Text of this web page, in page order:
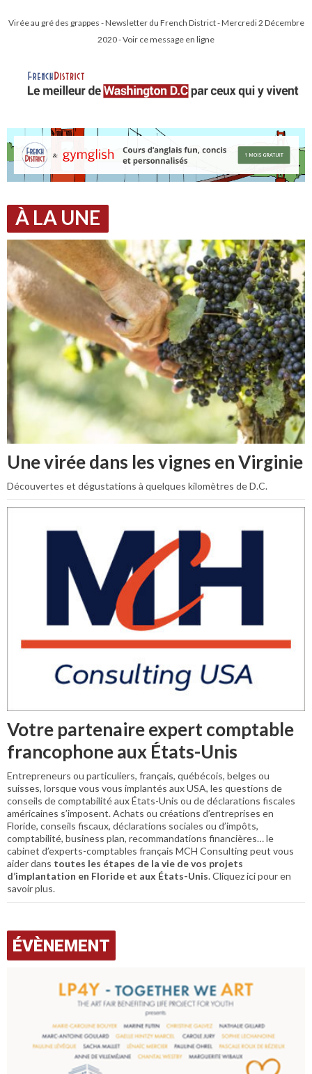
Virée au gré des grappes - Newsletter du French District - Mercredi 2 Décembre
2020 - Voir ce message en ligne
À LA UNE
Une virée dans les vignes en Virginie
Découvertes et dégustations à quelques kilomètres de D.C.
Votre partenaire expert comptable
francophone aux États-Unis
Entrepreneurs ou particuliers, français, québécois, belges ou
suisses, lorsque vous vous implantés aux USA, les questions de
conseils de comptabilité aux États-Unis ou de déclarations fiscales
américaines s’imposent. Achats ou créations d’entreprises en
Floride, conseils fiscaux, déclarations sociales ou d’impôts,
comptabilité, business plan, recommandations financières… le
cabinet d’experts-comptables français MCH Consulting peut vous
aider dans toutes les étapes de la vie de vos projets
d’implantation en Floride et aux États-Unis. Cliquez ici pour en
savoir plus.
ÉVÈNEMENT